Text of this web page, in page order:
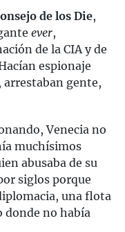
de los Die,
ever,
de la CIA y de
espionaje
gente,
Venecia no
muchísimos
abusaba de su
siglos porque
una flota
donde no había